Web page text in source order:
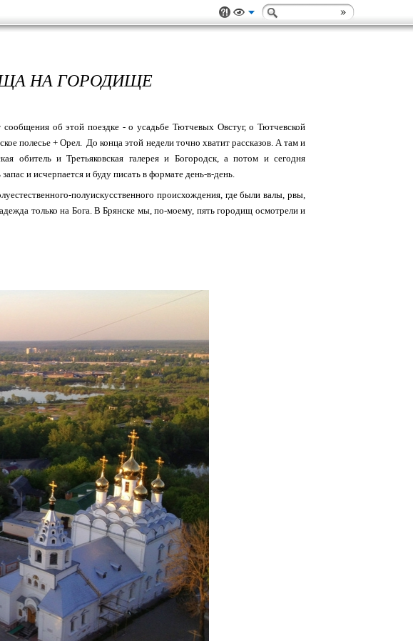
НА ГОРОДИЩЕ
об этой поездке - о усадьбе Тютчевых Овстуг, о Тютчевской
полесье + Орел. До конца этой недели точно хватит рассказов. А там и
обитель и Третьяковская галерея и Богородск, а потом и сегодня
и исчерпается и буду писать в формате день-в-день.
полуискусственного происхождения, где были валы, рвы,
только на Бога. В Брянске мы, по-моему, пять городищ осмотрели и